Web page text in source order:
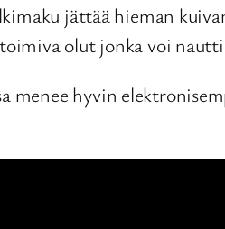
jättää hieman
olut jonka voi
menee hyvin